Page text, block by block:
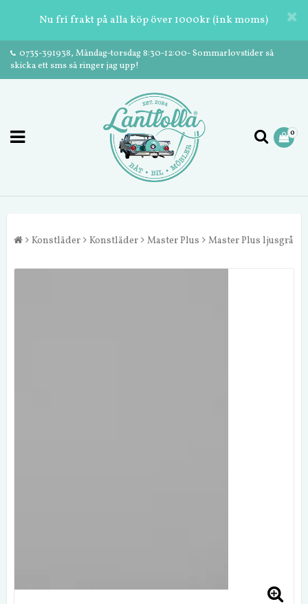
Nu fri frakt på alla köp över 1000kr (ink moms)
0735-391938, Måndag-torsdag 8:30-12:00- Sommarlovstider så
skicka ett sms så ringer jag upp!
0
Konstläder Konstläder Master Plus Master Plus ljusgrå